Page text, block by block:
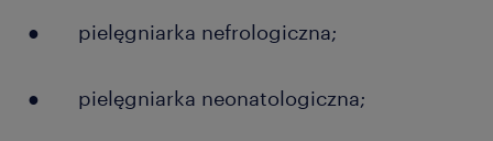
● pielęgniarka nefrologiczna;
● pielęgniarka neonatologiczna;